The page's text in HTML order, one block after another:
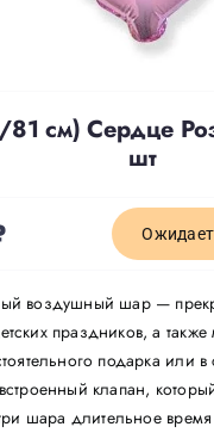
см) Сердце
шт
Ожидает
воздушный шар —
праздников, а также
подарка или в
клапан,
шара длительное